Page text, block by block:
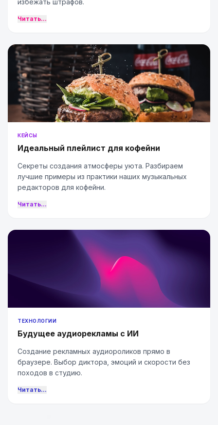
избежать штрафов.
Читать...
КЕЙСЫ
Идеальный плейлист для кофейни
Секреты создания атмосферы уюта. Разбираем
лучшие примеры из практики наших музыкальных
редакторов для кофейни.
Читать...
ТЕХНОЛОГИИ
Будущее аудиорекламы с ИИ
Создание рекламных аудиороликов прямо в
браузере. Выбор диктора, эмоций и скорости без
походов в студию.
Читать...